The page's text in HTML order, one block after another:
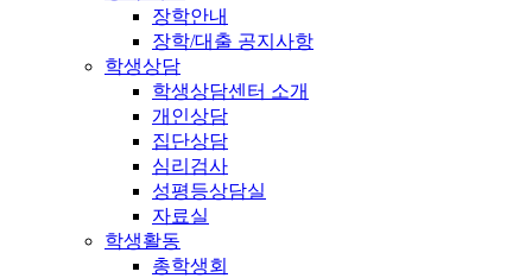
장학안내
장학/대출 공지사항
학생상담
학생상담센터 소개
개인상담
집단상담
심리검사
성평등상담실
자료실
학생활동
총학생회